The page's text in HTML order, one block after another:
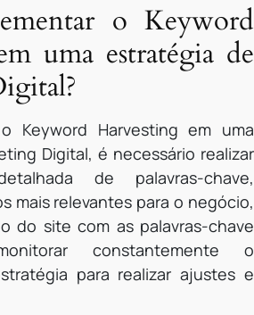
o Keyword
uma estratégia de
Keyword Harvesting em uma
Digital, é necessário realizar
de palavras-chave,
mais relevantes para o negócio,
do site com as palavras-chave
constantemente o
para realizar ajustes e